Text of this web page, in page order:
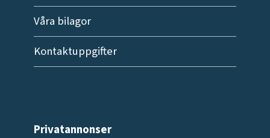
Våra bilagor
Kontaktuppgifter
Privatannonser